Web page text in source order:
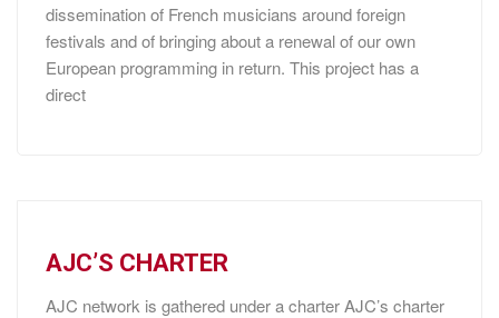
dissemination of French musicians around foreign
festivals and of bringing about a renewal of our own
European programming in return. This project has a
direct
AJC’S CHARTER
AJC network is gathered under a charter AJC’s charter